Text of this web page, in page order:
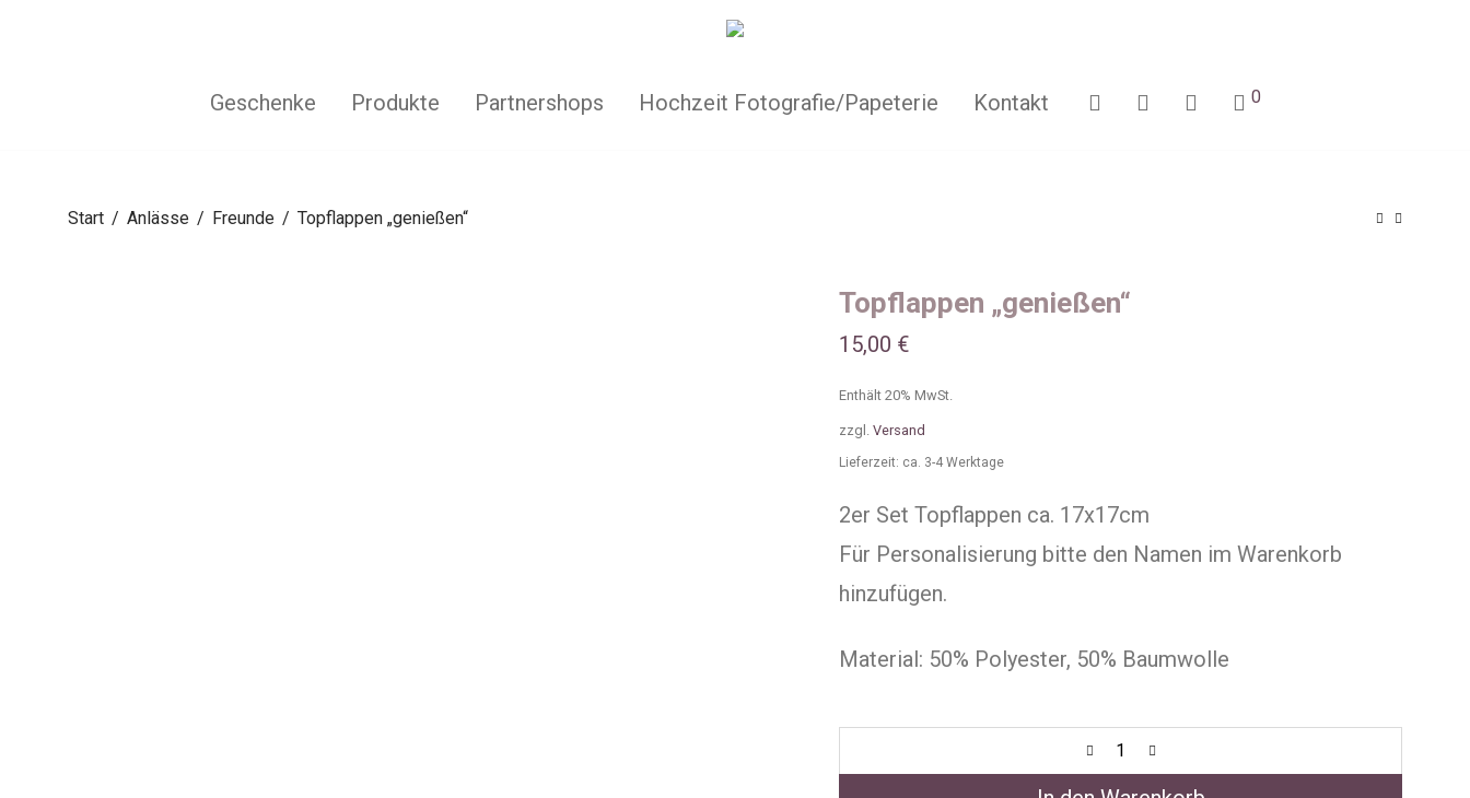
Geschenke Produkte Partnershops Hochzeit Fotografie/Papeterie Kontakt 0
Start / Anlässe / Freunde / Topflappen „genießen“
Topflappen „genießen“
15,00 €
Enthält 20% MwSt.
zzgl. Versand
Lieferzeit: ca. 3-4 Werktage
2er Set Topflappen ca. 17x17cm
Für Personalisierung bitte den Namen im Warenkorb
hinzufügen.
Material: 50% Polyester, 50% Baumwolle